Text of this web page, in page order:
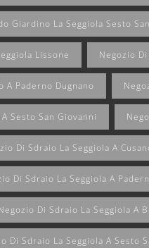
Giardino La Seggiola Sesto
Lissone Negozio
A Paderno Dugnano
Sesto San Giovanni
Di Sdraio La Seggiola A
Di Sdraio La Seggiola A
Di Sdraio La Seggiola A
Di Sdraio La Seggiola A Sesto